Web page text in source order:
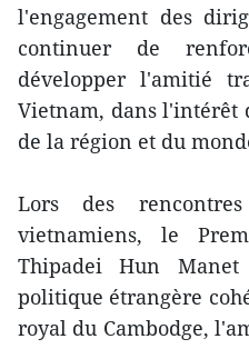
l'engagement des
continuer de
développer l'amitié
Vietnam, dans l'intérêt
de la région et du
Lors des
vietnamiens, le
Thipadei Hun
politique étrangère
royal du Cambodge,